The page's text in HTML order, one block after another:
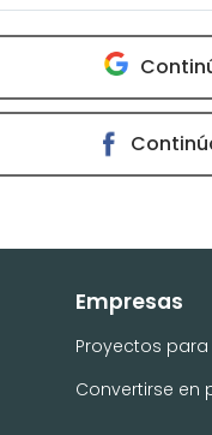
Empresas
Proyectos
Convertirse en